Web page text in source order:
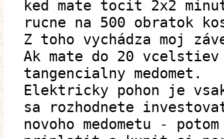
ked mate tocit 2x2
rucne na 500 obratok
Z toho vychádza moj
Ak mate do 20
tangencialny medomet.
Elektricky pohon je
sa rozhodnete
novoho medometu -